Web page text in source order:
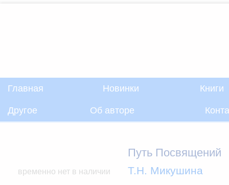
Главная Новинки Книги
Другое Об авторе
временно нет в наличии
Путь Посвящений
Т.Н. Микушина